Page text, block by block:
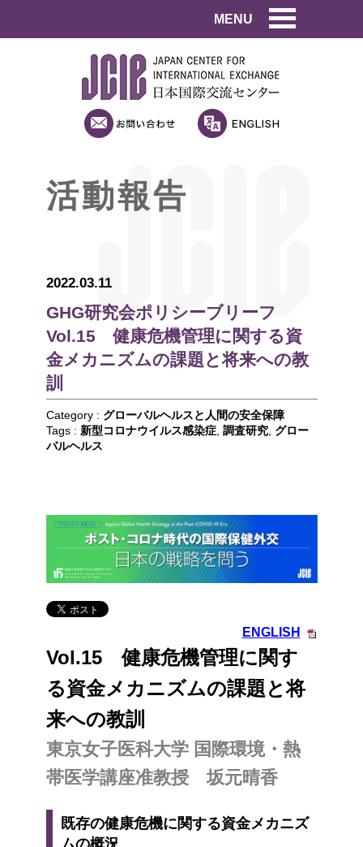
MENU
活動報告
2022.03.11
GHG研究会ポリシーブリーフ
Vol.15 健康危機管理に関する資
金メカニズムの課題と将来への教
訓
Category : グローバルヘルスと人間の安全保障
Tags : 新型コロナウイルス感染症, 調査研究, グロー
バルヘルス
ENGLISH
Vol.15 健康危機管理に関す
る資金メカニズムの課題と将
来への教訓
東京女子医科大学 国際環境・熱
帯医学講座准教授 坂元晴香
既存の健康危機に関する資金メカニズ
ムの概況